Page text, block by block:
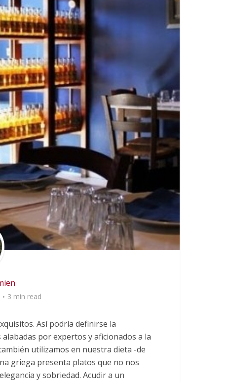
3 min read
Así podría definirse la
por expertos y aficionados a la
utilizamos en nuestra dieta -de
griega presenta platos que no nos
y sobriedad. Acudir a un